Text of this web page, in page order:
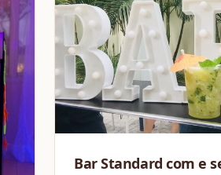
Bar Standard com e